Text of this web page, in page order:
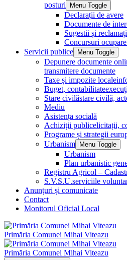
posturi
Menu Toggle
Declarații de avere
Documente de
Sugestii și
Concursuri
Servicii publice
Menu Toggle
Depunere documente
transmitere documente
Taxe și impozite locale
Buget, contabilitate
Stare civilăstare civilă,
Mediu
Asistența socială
Achiziții publicelicitații,
Programe și strategii
Urbanism
Menu Toggle
Urbanism
Plan urbanistic
Registru Agricol –
S.V.S.U.serviciile
Anunțuri și comunicate
Contact
Monitorul Oficial Local
Primăria Comunei Mihai Viteazu
Primăria Comunei Mihai Viteazu